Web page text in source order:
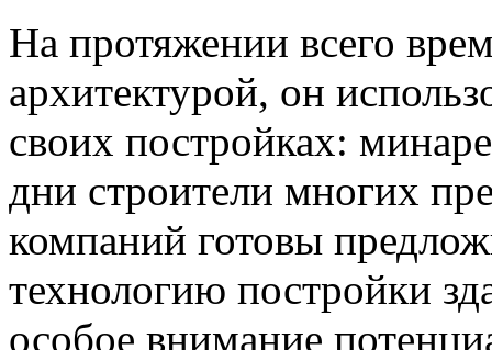
На протяжении всего
архитектурой, он
своих постройках:
дни строители многих
компаний готовы
технологию постройки
особое внимание